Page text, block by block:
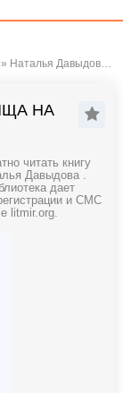
» Наталья Давыдова - Сокровища на земле
НА
читать книгу
Давыдова .
дает
и СМС
litmir.org.